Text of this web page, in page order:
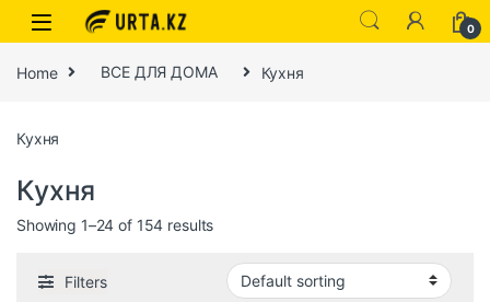
0
Home ВСЕ ДЛЯ ДОМА Кухня
Кухня
Кухня
Showing 1–24 of 154 results
Filters